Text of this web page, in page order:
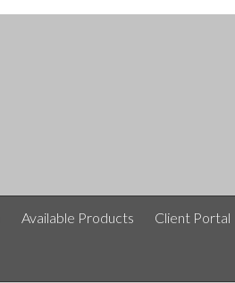
Available Products Client Portal